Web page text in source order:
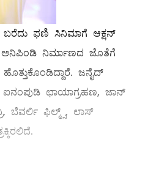
ಬರೆದು ಫಣಿ ಸಿನಿಮಾಗೆ ಆಕ್ಷನ್
ಅನಿಪಿಂಡಿ ನಿರ್ಮಾಣದ ಜೊತೆಗೆ
ಜನೈದ್‌
ಛಾಯಾಗ್ರಹಣ, ಜಾನ್‌
ಬೆವರ್ಲಿ ಫಿಲ್ಮ್ಸ್, ಲಾಸ್